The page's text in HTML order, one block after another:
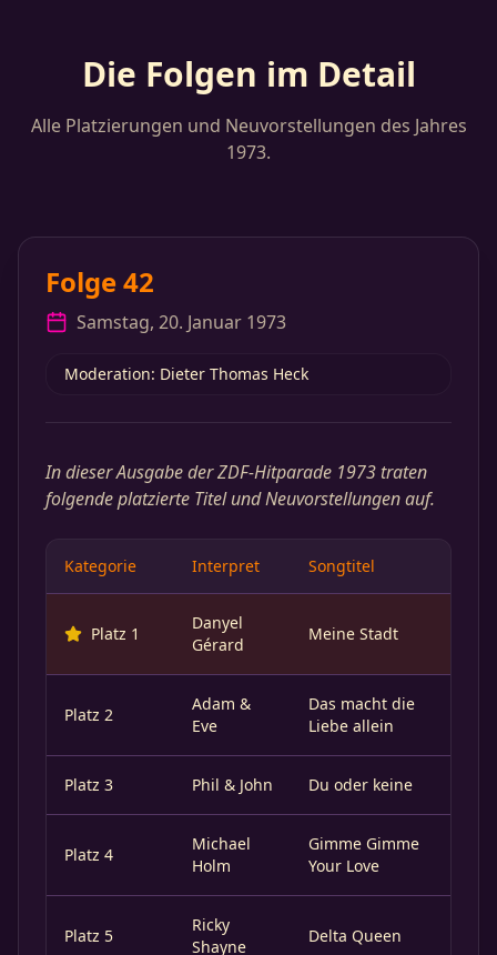
Die Folgen im Detail
Alle Platzierungen und Neuvorstellungen des Jahres
1973.
Folge 42
Samstag, 20. Januar 1973
Moderation: Dieter Thomas Heck
In dieser Ausgabe der ZDF-Hitparade 1973 traten
folgende platzierte Titel und Neuvorstellungen auf.
Kategorie Interpret Songtitel
Platz 1
Danyel
Gérard
Meine Stadt
Platz 2
Adam &
Eve
Das macht die
Liebe allein
Platz 3 Phil & John Du oder keine
Platz 4
Michael
Holm
Gimme Gimme
Your Love
Platz 5
Ricky
Shayne
Delta Queen